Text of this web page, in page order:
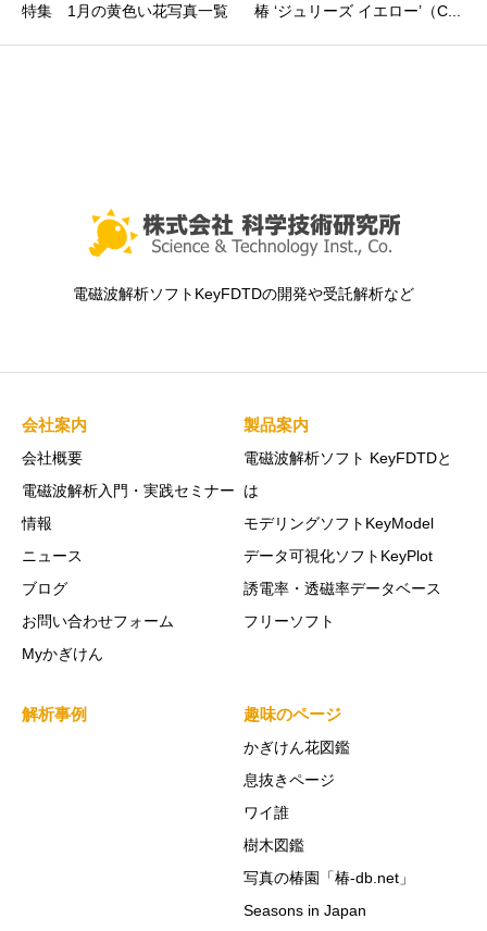
特集 1月の黄色い花写真一覧 椿 ‘ジュリーズ イエロー’（C...
電磁波解析ソフトKeyFDTDの開発や受託解析など
会社案内
会社概要
電磁波解析入門・実践セミナー
情報
ニュース
ブログ
お問い合わせフォーム
Myかぎけん
製品案内
電磁波解析ソフト KeyFDTDと
は
モデリングソフトKeyModel
データ可視化ソフトKeyPlot
誘電率・透磁率データベース
フリーソフト
解析事例 趣味のページ
かぎけん花図鑑
息抜きページ
ワイ誰
樹木図鑑
写真の椿園「椿-db.net」
Seasons in Japan